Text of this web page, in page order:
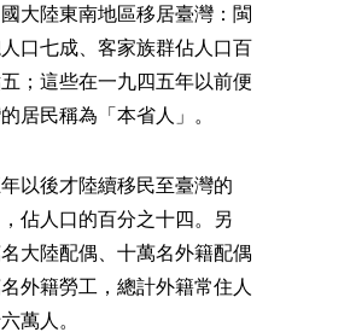
大陸東南地區移居臺灣：閩
口七成、客家族群佔人口百
；這些在一九四五年以前便
居民稱為「本省人」。
以後才陸續移民至臺灣的
，佔人口的百分之十四。另
大陸配偶、十萬名外籍配偶
外籍勞工，總計外籍常住人
萬人。